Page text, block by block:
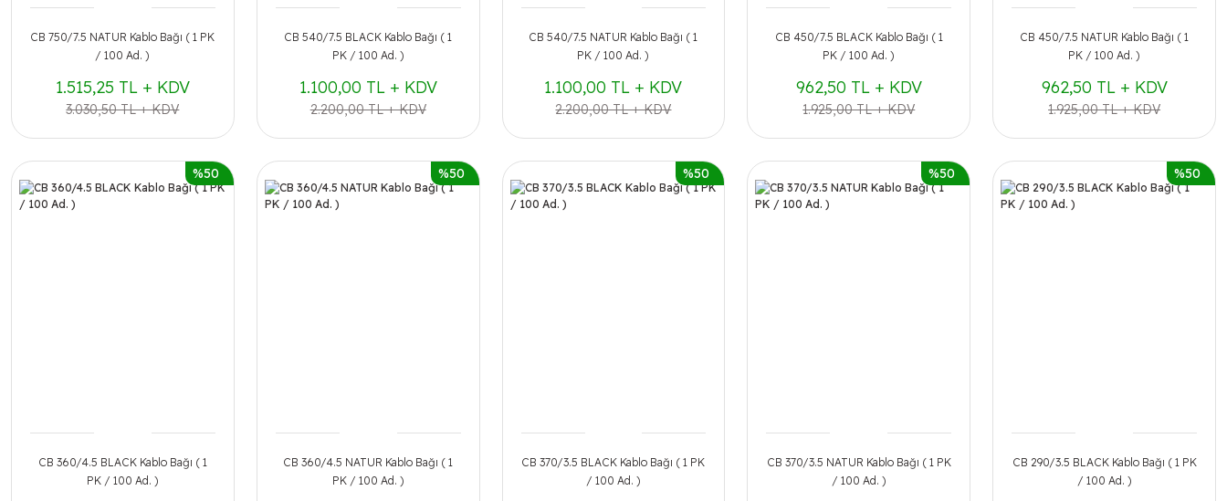
CB 750/7.5 NATUR Kablo Bağı ( 1 PK
/ 100 Ad. )
1.515,25 TL + KDV
3.030,50 TL + KDV
CB 540/7.5 BLACK Kablo Bağı ( 1
PK / 100 Ad. )
1.100,00 TL + KDV
2.200,00 TL + KDV
CB 540/7.5 NATUR Kablo Bağı ( 1
PK / 100 Ad. )
1.100,00 TL + KDV
2.200,00 TL + KDV
CB 450/7.5 BLACK Kablo Bağı ( 1
PK / 100 Ad. )
962,50 TL + KDV
1.925,00 TL + KDV
CB 450/7.5 NATUR Kablo Bağı ( 1
PK / 100 Ad. )
962,50 TL + KDV
1.925,00 TL + KDV
%50
CB 360/4.5 BLACK Kablo Bağı ( 1
PK / 100 Ad. )
%50
CB 360/4.5 NATUR Kablo Bağı ( 1
PK / 100 Ad. )
%50
CB 370/3.5 BLACK Kablo Bağı ( 1 PK
/ 100 Ad. )
%50
CB 370/3.5 NATUR Kablo Bağı ( 1 PK
/ 100 Ad. )
%50
CB 290/3.5 BLACK Kablo Bağı ( 1 PK
/ 100 Ad. )